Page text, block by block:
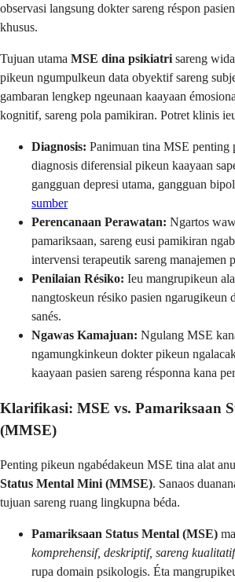
observasi langsung dokter sareng réspon
khusus.
Tujuan utama MSE dina psikiatri sareng
pikeun ngumpulkeun data obyektif sareng
gambaran lengkep ngeunaan kaayaan
kognitif, sareng pola pamikiran. Potret klinis
Diagnosis: Panimuan tina MSE penting
diagnosis diferensial pikeun kaayaan
gangguan depresi utama, gangguan
sumber
Perencanaan Perawatan: Ngartos
pamariksaan, sareng eusi pamikiran
intervensi terapeutik sareng manajemen
Penilaian Résiko: Ieu mangrupikeun
nangtoskeun résiko pasien ngarugikeun
sanés.
Ngawas Kamajuan: Ngulang MSE
ngamungkinkeun dokter pikeun
kaayaan pasien sareng résponna kana
Klarifikasi: MSE vs. Pamariksaan
(MMSE)
Penting pikeun ngabédakeun MSE tina alat
Status Mental Mini (MMSE). Sanaos
tujuan sareng ruang lingkupna béda.
Pamariksaan Status Mental (MSE)
komprehensif, deskriptif, sareng kualitatif
rupa domain psikologis. Éta